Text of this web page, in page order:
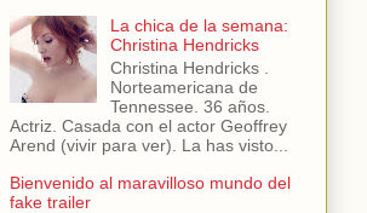
La chica de la semana:
Christina Hendricks
Christina Hendricks .
Norteamericana de
Tennessee. 36 años.
Actriz. Casada con el actor Geoffrey
Arend (vivir para ver). La has visto...
Bienvenido al maravilloso mundo del
fake trailer